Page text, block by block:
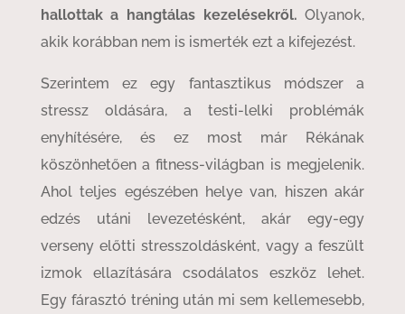
hallottak a hangtálas kezelésekről. Olyanok,
akik korábban nem is ismerték ezt a kifejezést.
Szerintem ez egy fantasztikus módszer a
stressz oldására, a testi-lelki problémák
enyhítésére, és ez most már Rékának
köszönhetően a fitness-világban is megjelenik.
Ahol teljes egészében helye van, hiszen akár
edzés utáni levezetésként, akár egy-egy
verseny előtti stresszoldásként, vagy a feszült
izmok ellazítására csodálatos eszköz lehet.
Egy fárasztó tréning után mi sem kellemesebb,